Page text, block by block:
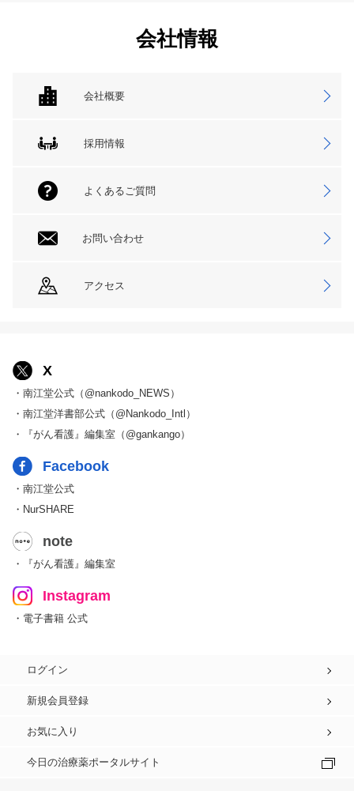
会社情報
会社概要
採用情報
よくあるご質問
お問い合わせ
アクセス
X
・南江堂公式（@nankodo_NEWS）
・南江堂洋書部公式（@Nankodo_Intl）
・『がん看護』編集室（@gankango）
Facebook
・南江堂公式
・NurSHARE
note
・『がん看護』編集室
Instagram
・電子書籍 公式
ログイン
新規会員登録
お気に入り
今日の治療薬ポータルサイト